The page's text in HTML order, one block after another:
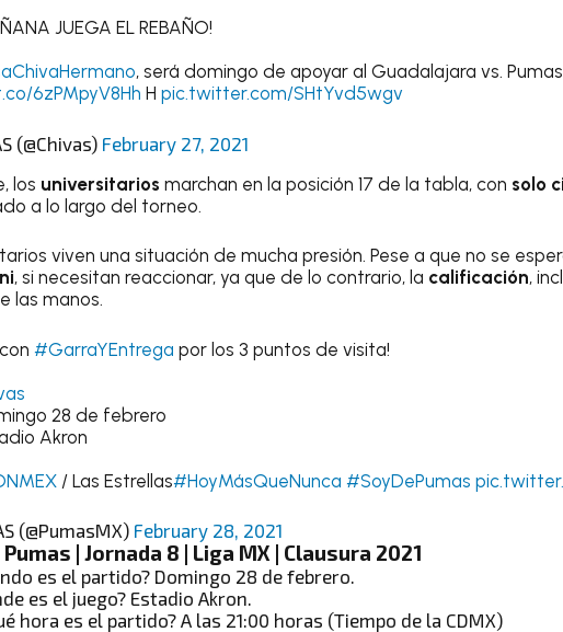
JUEGA EL REBAÑO!
, será domingo de apoyar al Guadalajara vs.
6zPMpyV8Hh H pic.twitter.com/SHtYvd5wgv
(@Chivas) February 27, 2021
los universitarios marchan en la posición 17 de la tabla, con solo
a lo largo del torneo.
viven una situación de mucha presión. Pese a que no se
, si necesitan reaccionar, ya que de lo contrario, la calificación,
las manos.
#GarraYEntrega por los 3 puntos de visita!
28 de febrero
Akron
/ Las Estrellas#HoyMásQueNunca #SoyDePumas
(@PumasMX) February 28, 2021
| Jornada 8 | Liga MX | Clausura 2021
es el partido? Domingo 28 de febrero.
es el juego? Estadio Akron.
hora es el partido? A las 21:00 horas (Tiempo de la CDMX)